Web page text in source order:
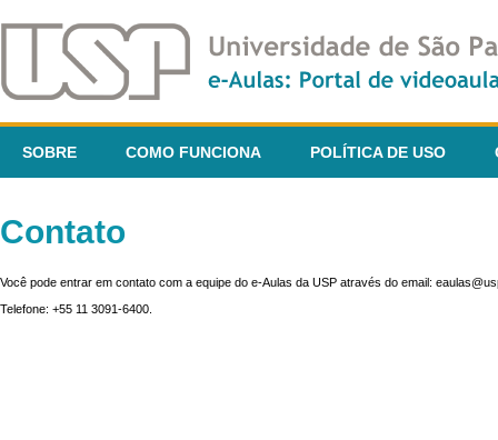
SOBRE COMO FUNCIONA POLÍTICA DE USO
Contato
Você pode entrar em contato com a equipe do e-Aulas da USP através do email:
Telefone: +55 11 3091-6400.